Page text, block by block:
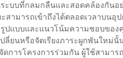
ะบบที่กลมกลืนและสอดคล้องกันอ
ามารถเข้าถึงได้ตลอดเวลาบนอุ
รูปแบบและแนวโน้มความชอบขอ
ลี่ยนหรือจัดเรียงภาระผูกพันใหม่
ดการโครงการร่วมกัน ผู้ใช้สามา